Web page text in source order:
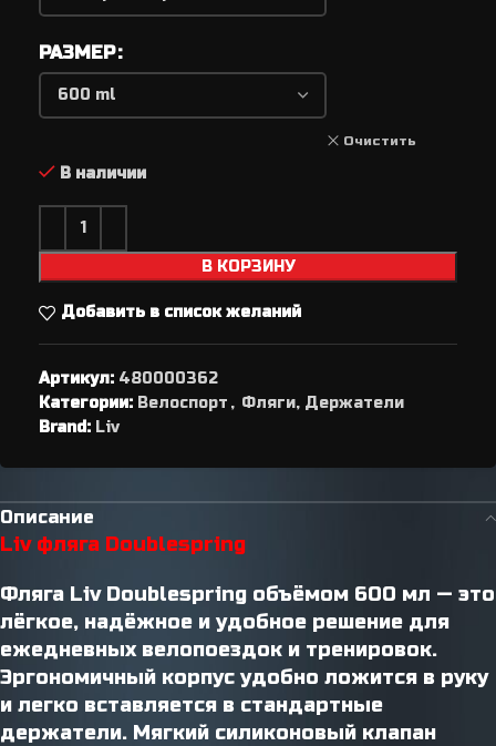
РАЗМЕР
Очистить
В наличии
В КОРЗИНУ
Добавить в список желаний
Артикул: 480000362
Категории: Велоспорт , Фляги, Держатели
Brand: Liv
Описание
Liv фляга Doublespring
Фляга Liv Doublespring объёмом 600 мл — это
лёгкое, надёжное и удобное решение для
ежедневных велопоездок и тренировок.
Эргономичный корпус удобно ложится в руку
и легко вставляется в стандартные
держатели. Мягкий силиконовый клапан